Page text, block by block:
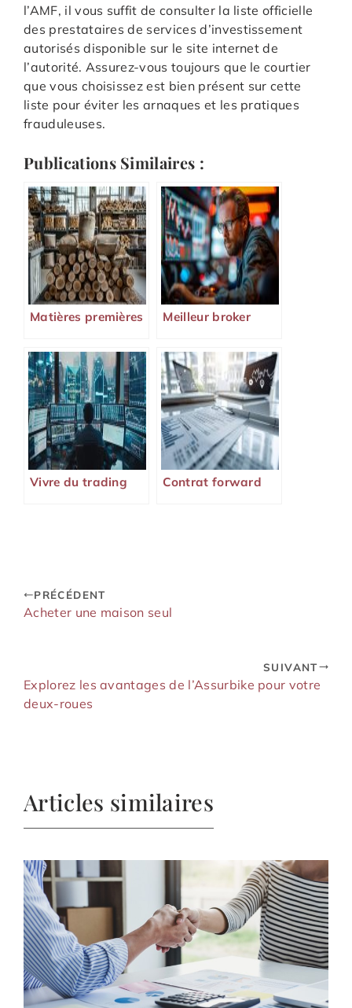
l’AMF, il vous suffit de consulter la liste officielle
des prestataires de services d’investissement
autorisés disponible sur le site internet de
l’autorité. Assurez-vous toujours que le courtier
que vous choisissez est bien présent sur cette
liste pour éviter les arnaques et les pratiques
frauduleuses.
Publications Similaires :
Matières premières Meilleur broker
Vivre du trading Contrat forward
PRÉCÉDENT
Acheter une maison seul
SUIVANT
Explorez les avantages de l’Assurbike pour votre
deux-roues
Articles similaires